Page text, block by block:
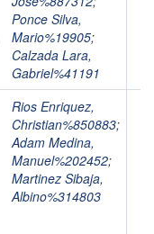
Ponce Silva,
Mario%19905;
Calzada Lara,
Gabriel%41191
Rios Enriquez,
Christian%850883;
Adam Medina,
Manuel%202452;
Martinez Sibaja,
Albino%314803